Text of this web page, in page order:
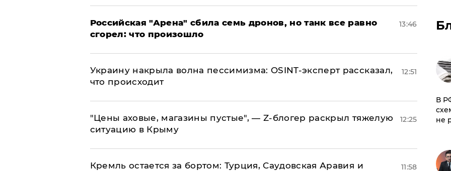
​Российская "Арена" сбила семь дронов, но танк все равно
сгорел: что произошло
13:46
​Украину накрыла волна пессимизма: OSINT-эксперт рассказал,
что происходит
12:51
​"Цены аховые, магазины пустые", — Z-блогер раскрыл тяжелую
ситуацию в Крыму
12:25
​Кремль остается за бортом: Турция, Саудовская Аравия и 11:58
​В
не